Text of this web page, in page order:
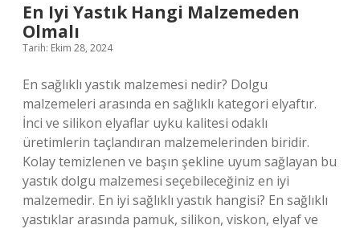
En Iyi Yastık Hangi Malzemeden
Olmalı
Tarih: Ekim 28, 2024
En sağlıklı yastık malzemesi nedir? Dolgu
malzemeleri arasında en sağlıklı kategori elyaftır.
İnci ve silikon elyaflar uyku kalitesi odaklı
üretimlerin taçlandıran malzemelerinden biridir.
Kolay temizlenen ve başın şekline uyum sağlayan bu
yastık dolgu malzemesi seçebileceğiniz en iyi
malzemedir. En iyi sağlıklı yastık hangisi? En sağlıklı
yastıklar arasında pamuk, silikon, viskon, elyaf ve